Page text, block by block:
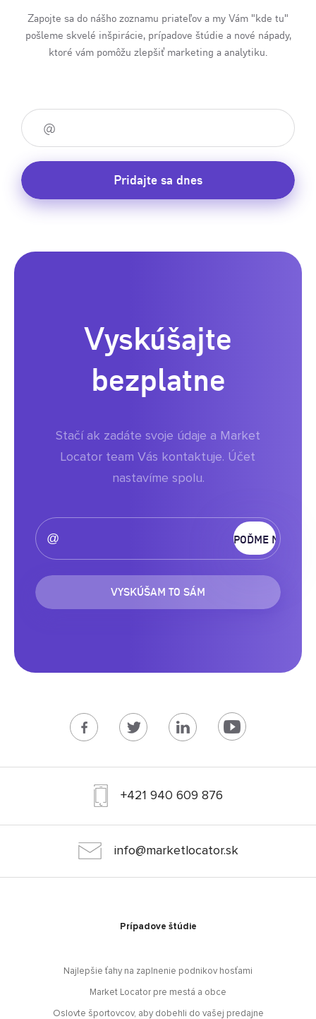
Zapojte sa do nášho zoznamu priateľov a my Vám "kde tu"
pošleme skvelé inšpirácie, prípadove štúdie a nové nápady,
ktoré vám pomôžu zlepšiť marketing a analytiku.
Pridajte sa dnes
Vyskúšajte
bezplatne
VYSKÚŠAM TO SÁM
Stačí ak zadáte svoje údaje a Market
Locator team Vás kontaktuje. Účet
nastavíme spolu.
+421 940 609 876
info@marketlocator.sk
Prípadove štúdie
Najlepšie ťahy na zaplnenie podnikov hosťami
Market Locator pre mestá a obce
Oslovte športovcov, aby dobehli do vašej predajne